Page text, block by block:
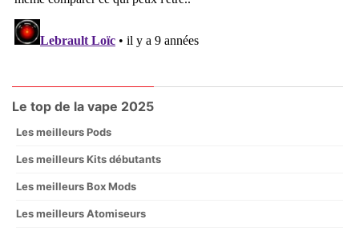
Le top de la vape 2025
Les meilleurs Pods
Les meilleurs Kits débutants
Les meilleurs Box Mods
Les meilleurs Atomiseurs